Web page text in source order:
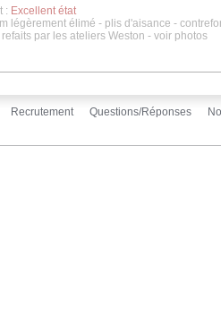
: Excellent état
légèrement élimé - plis d'aisance -
par les ateliers Weston - voir photos
Recrutement Questions/Réponses